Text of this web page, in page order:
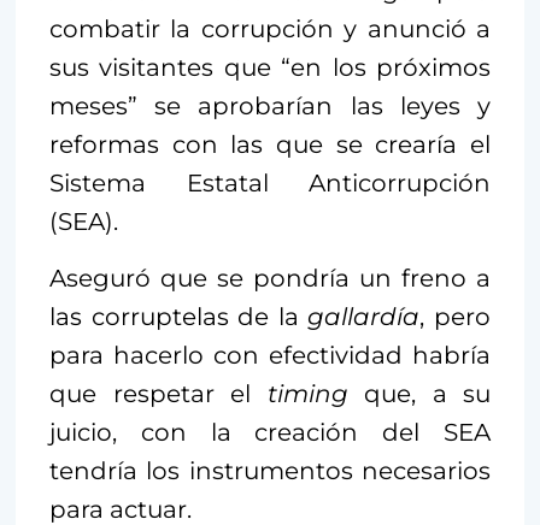
combatir la corrupción y anunció a
sus visitantes que “en los próximos
meses” se aprobarían las leyes y
reformas con las que se crearía el
Sistema Estatal Anticorrupción
(SEA).
Aseguró que se pondría un freno a
las corruptelas de la gallardía, pero
para hacerlo con efectividad habría
que respetar el timing que, a su
juicio, con la creación del SEA
tendría los instrumentos necesarios
para actuar.